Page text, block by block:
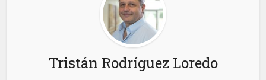
Tristán Rodríguez Loredo